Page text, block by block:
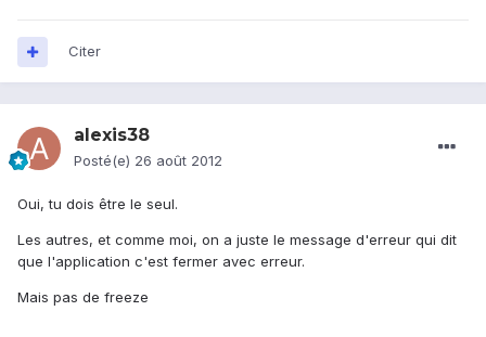
Citer
alexis38
Posté(e) 26 août 2012
Oui, tu dois être le seul.
Les autres, et comme moi, on a juste le message d'erreur qui dit
que l'application c'est fermer avec erreur.
Mais pas de freeze